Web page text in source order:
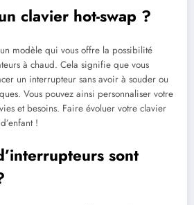
clavier hot-swap ?
modèle qui vous offre la possibilité
à chaud. Cela signifie que vous
un interrupteur sans avoir à souder ou
Vous pouvez ainsi personnaliser votre
et besoins. Faire évoluer votre clavier
!
sont